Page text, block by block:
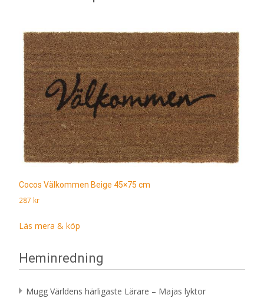
Cocos Välkommen Beige 45×75 cm
287 kr
Läs mera & köp
Heminredning
Mugg Världens härligaste Lärare – Majas lyktor